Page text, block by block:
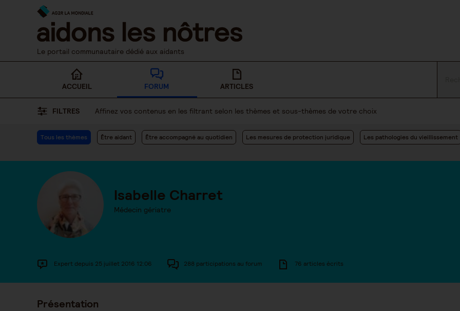
Le portail communautaire dédié aux aidants
ACCUEIL FORUM ARTICLES
FILTRES Affinez vos contenus en les filtrant selon les thèmes et sous-thèmes de votre choix
Tous les thèmes Être aidant Être accompagné au quotidien Les mesures de protection juridique Les pathologies du vieillissement
Isabelle Charret
Médecin gériatre
Expert depuis 25 juillet 2016 12:06 288 participations au forum 76 articles écrits
Présentation